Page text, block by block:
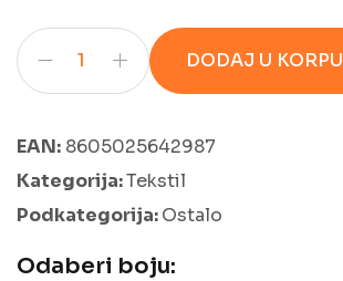
DODAJ U KORPU
EAN: 8605025642987
Kategorija:Tekstil
Podkategorija:Ostalo
Odaberi boju: